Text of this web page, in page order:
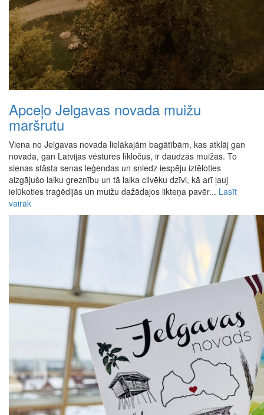
Apceļo Jelgavas novada muižu
maršrutu
Viena no Jelgavas novada lielākajām bagātībām, kas atklāj gan
novada, gan Latvijas vēstures līkločus, ir daudzās muižas. To
sienas stāsta senas leģendas un sniedz iespēju iztēloties
aizgājušo laiku greznību un tā laika cilvēku dzīvi, kā arī ļauj
ielūkoties traģēdijās un muižu dažādajos likteņa pavēr... Lasīt
vairāk